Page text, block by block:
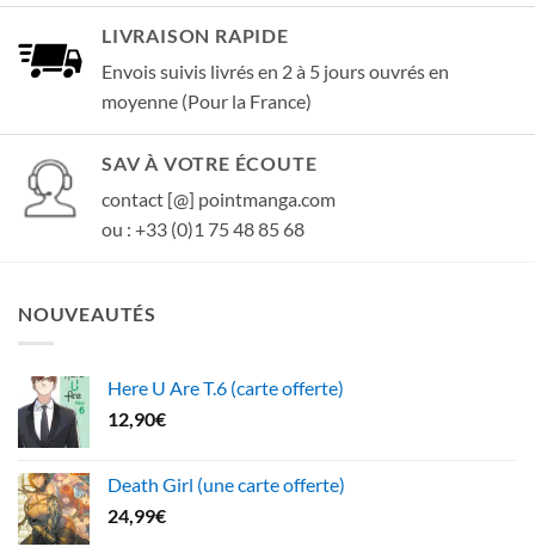
LIVRAISON RAPIDE
Envois suivis livrés en 2 à 5 jours ouvrés en
moyenne (Pour la France)
SAV À VOTRE ÉCOUTE
contact [@] pointmanga.com
ou : +33 (0)1 75 48 85 68
NOUVEAUTÉS
Here U Are T.6 (carte offerte)
12,90€
Death Girl (une carte offerte)
24,99€